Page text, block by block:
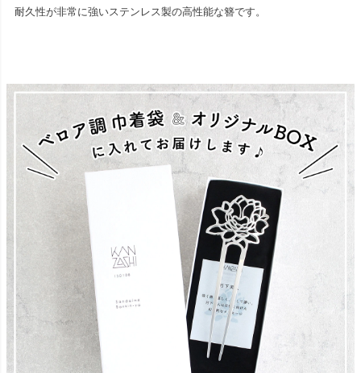
耐久性が非常に強いステンレス製の高性能な簪です。